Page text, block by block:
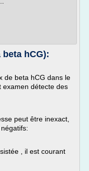
hCG):
de beta hCG dans le
examen détecte des
peut être inexact,
, il est courant